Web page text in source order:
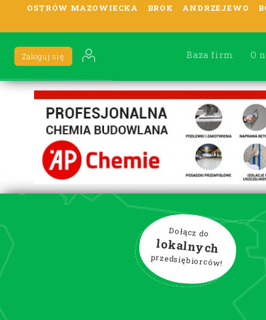
OSTRÓW MAZOWIECKA BROK ANDRZEJEWO
Baza firm O
Zaloguj się
Dołącz do
lokalnych
przedsiębiorców!